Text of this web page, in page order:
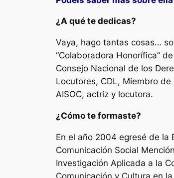
¿A qué te dedicas?
Vaya, hago tantas cosas…
“Colaboradora Honorífica”
Consejo Nacional de los
Locutores, CDL, Miembro
AISOC, actriz y locutora.
¿Cómo te formaste?
En el año 2004 egresé de
Comunicación Social
Investigación Aplicada a la
Comunicación y Cultura en